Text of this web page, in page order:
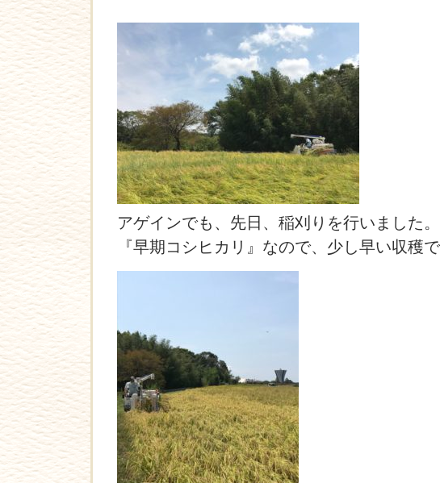
アゲインでも、先日、稲刈りを行いました。
『早期コシヒカリ』なので、少し早い収穫で